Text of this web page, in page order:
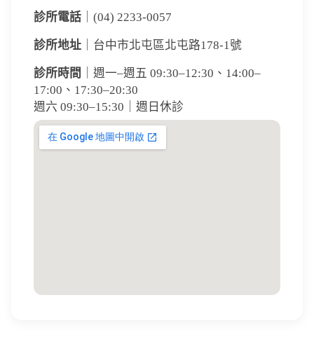
診所電話 ｜(04) 2233-0057
診所地址 ｜台中市北屯區北屯路178-1號
診所時間
｜週一–週五 09:30–12:30、14:00–
17:00、17:30–20:30
週六 09:30–15:30｜週日休診